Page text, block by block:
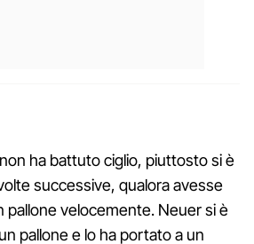
ha battuto ciglio, piuttosto si è
successive, qualora avesse
pallone velocemente. Neuer si è
pallone e lo ha portato a un